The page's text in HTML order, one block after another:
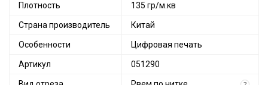
Плотность 135 гр/м.кв
Страна производитель Китай
Особенности Цифровая печать
Артикул 051290